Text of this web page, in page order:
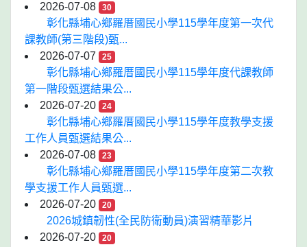
2026-07-08
30
彰化縣埔心鄉羅厝國民小學115學年度第一次代
課教師(第三階段)甄...
2026-07-07
25
彰化縣埔心鄉羅厝國民小學115學年度代課教師
第一階段甄選結果公...
2026-07-20
24
彰化縣埔心鄉羅厝國民小學115學年度教學支援
工作人員甄選結果公...
2026-07-08
23
彰化縣埔心鄉羅厝國民小學115學年度第二次教
學支援工作人員甄選...
2026-07-20
20
2026城鎮韌性(全民防衛動員)演習精華影片
2026-07-20
20